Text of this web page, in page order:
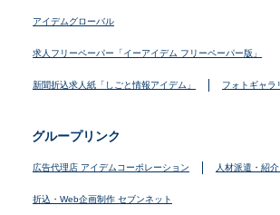
アイデムグローバル
求人フリーペーパー「イーアイデム フリーペーパー版」
新聞折込求人紙「しごと情報アイデム」 フォトギャラ
グループリンク
広告代理店 アイデムコーポレーション 人材派遣・紹
折込・Web企画制作 セブンネット